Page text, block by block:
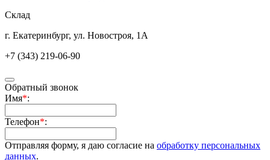
Склад
г. Екатеринбург, ул. Новостроя, 1А
+7 (343) 219-06-90
Обратный звонок
Имя*:
Телефон*:
Отправляя форму, я даю согласие на обработку персональных
данных.